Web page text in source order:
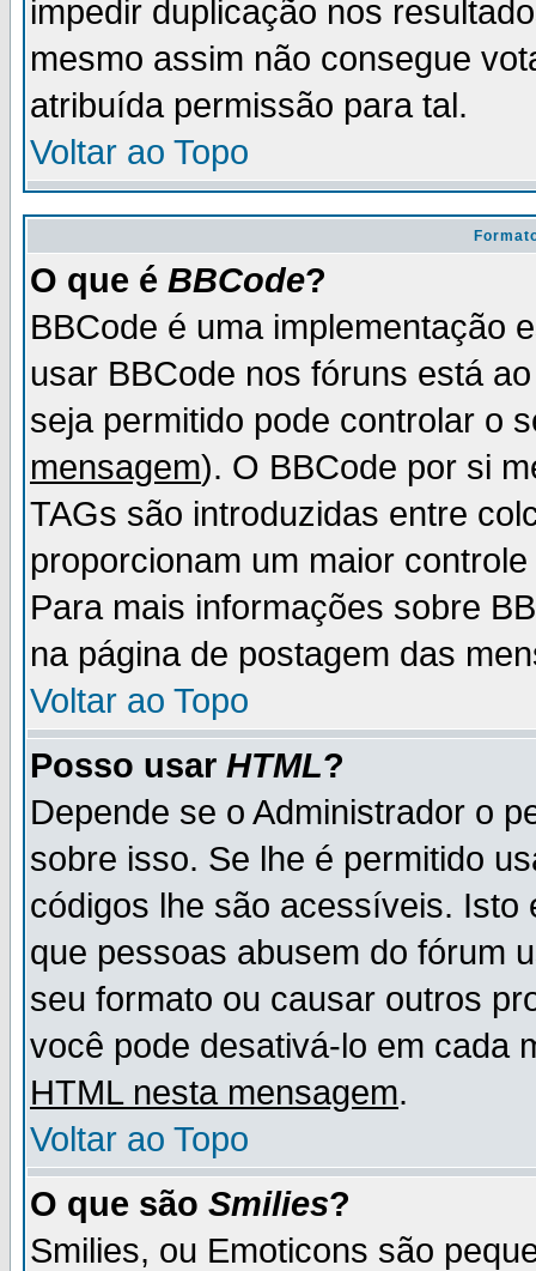
impedir duplicação nos
mesmo assim não consegue
atribuída permissão para tal.
Voltar ao Topo
O que é BBCode?
BBCode é uma implementação
usar BBCode nos fóruns está
seja permitido pode controlar o
mensagem). O BBCode por si
TAGs são introduzidas entre
proporcionam um maior
Para mais informações sobre
na página de postagem das
Voltar ao Topo
Posso usar HTML?
Depende se o Administrador o
sobre isso. Se lhe é permitido
códigos lhe são acessíveis.
que pessoas abusem do fórum
seu formato ou causar outros
você pode desativá-lo em cada
HTML nesta mensagem.
Voltar ao Topo
O que são Smilies?
Smilies, ou Emoticons são